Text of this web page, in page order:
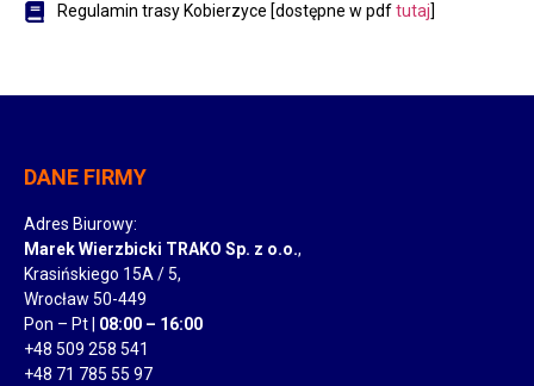
Regulamin trasy Kobierzyce [dostępne w pdftutaj]
DANE FIRMY
Adres Biurowy:
Marek Wierzbicki TRAKO Sp. z o.o.,
Krasińskiego 15A / 5,
Wrocław 50-449
Pon – Pt | 08:00 – 16:00
+48 509 258 541
+48 71 785 55 97